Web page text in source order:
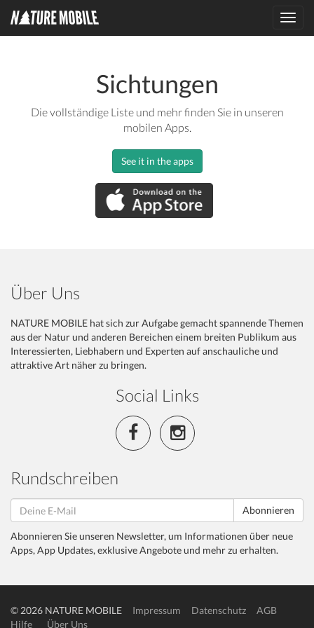
Sichtungen
Die vollständige Liste und mehr finden Sie in unseren
mobilen Apps.
See it in the apps
Über Uns
NATURE MOBILE hat sich zur Aufgabe gemacht spannende Themen
aus der Natur und anderen Bereichen einem breiten Publikum aus
Interessierten, Liebhabern und Experten auf anschauliche und
attraktive Art näher zu bringen.
Social Links
Rundschreiben
Abonnieren
Abonnieren Sie unseren Newsletter, um Informationen über neue
Apps, App Updates, exklusive Angebote und mehr zu erhalten.
© 2026 NATURE MOBILE Impressum Datenschutz
AGB
Hilfe
Über Uns